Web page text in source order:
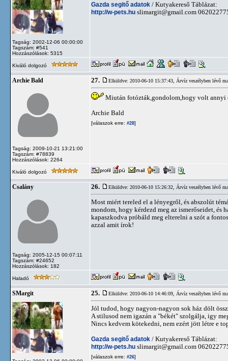
Tagság: 2002-12-06 00:00:00
Tagszám: #541
Hozzászólások: 5315
Gazda segitő adatok / Kutyakereső Táblázat:
http://w-pets.hu slimargit@gmail.com
Kiváló dolgozó
Archie Bald
Tagság: 2009-10-21 13:21:00
Tagszám: #78839
Hozzászólások: 2264
27. Elküldve: 2010-06-10 15:37:43, Árvíz veszélyben lévő
Miután fotózták,gondolom,hogy volt annyi
Archie Bald
[válaszok erre: #28]
Kiváló dolgozó
Csalány
Tagság: 2005-12-15 00:07:11
Tagszám: #24652
Hozzászólások: 182
26. Elküldve: 2010-06-10 15:26:32, Árvíz veszélyben lévő
Most miért tereled el a lényegről, és abszolút
mondom, hogy kérdezd meg az ismerőseidet,
kapaszkodva próbáld meg elterelni a szót a
azzal amit írok!
Haladó
SMargit 25. Elküldve: 2010-06-10 14:46:09, Árvíz veszélyben lévő
Jól tudod, hogy nagyon-nagyon sok ház dölt
A stilusod nem igazán a "békét" szolgálja, igy
Nincs kedvem kötekedni, nem ezért jött létre e
Gazda segitő adatok / Kutyakereső Táblázat:
http://w-pets.hu slimargit@gmail.com
[válaszok erre: #26]